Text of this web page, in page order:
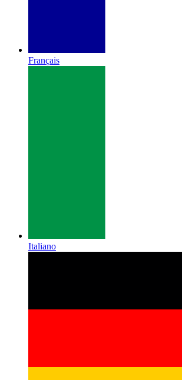
Français
Italiano